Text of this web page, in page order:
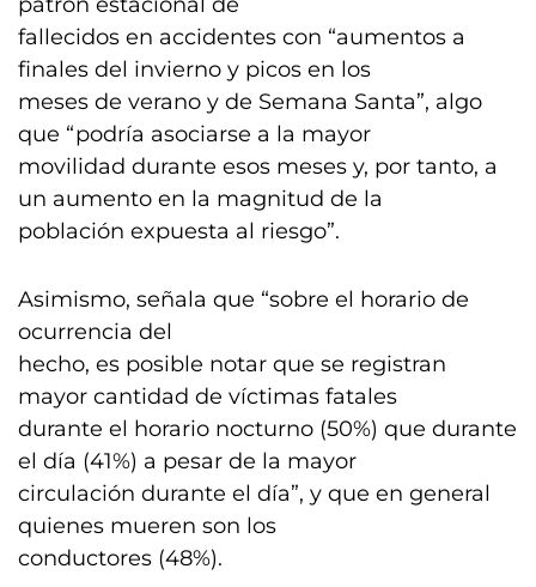
fallecidos en accidentes con “aumentos a
finales del invierno y picos en los
meses de verano y de Semana Santa”, algo
que “podría asociarse a la mayor
movilidad durante esos meses y, por tanto, a
un aumento en la magnitud de la
población expuesta al riesgo”.
Asimismo, señala que “sobre el horario de
ocurrencia del
hecho, es posible notar que se registran
mayor cantidad de víctimas fatales
durante el horario nocturno (50%) que durante
el día (41%) a pesar de la mayor
circulación durante el día”, y que en general
quienes mueren son los
conductores (48%).